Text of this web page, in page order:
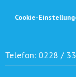
Cookie-
Telefon: 0228 /